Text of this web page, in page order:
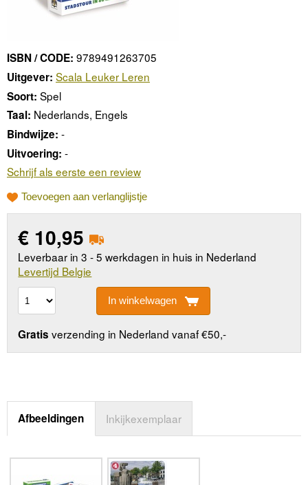
ISBN / CODE: 9789491263705
Uitgever: Scala Leuker Leren
Soort: Spel
Taal: Nederlands, Engels
Bindwijze: -
Uitvoering: -
Schrijf als eerste een review
Toevoegen aan verlanglijstje
€ 10,95
Leverbaar in 3 - 5 werkdagen in huis in Nederland
Levertijd Belgie
In winkelwagen
Gratis verzending in Nederland vanaf €50,-
Afbeeldingen Inkijkexemplaar